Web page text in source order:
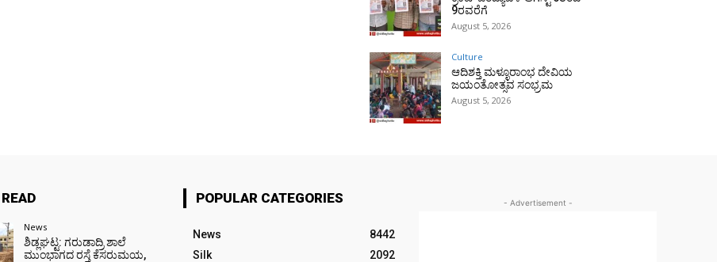
9ರವರೆಗೆ
August 5, 2026
Culture
ಆದಿಶಕ್ತಿ ಮಳ್ಳೂರಾಂಭ ದೇವಿಯ
ಜಯಂತೋತ್ಸವ ಸಂಭ್ರಮ
August 5, 2026
News
ಶಿಡ್ಲಘಟ್ಟ: ಗರುಡಾದ್ರಿ ಶಾಲೆ
ಮುಂಭಾಗದ ರಸ್ತೆ ಕೆಸರುಮಯ,
POPULAR CATEGORIES
News
8442
Silk
2092
- Advertisement -